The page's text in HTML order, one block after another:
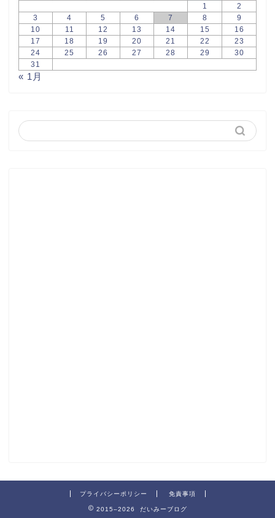
1
2
3
4 5 6 7 8
9
10
11 12 13 14 15
16
17
18 19 20 21 22
23
24
25 26 27 28 29
30
31
« 1月
プライバシーポリシー 免責事項
2015–2026 だいみーブログ